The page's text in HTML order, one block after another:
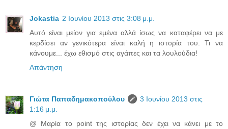
Jokastia 2 Ιουνίου 2013 στις 3:08 μ.μ.
Αυτό είναι μείον για εμένα αλλά ίσως να καταφέρει να με
κερδίσει αν γενικότερα είναι καλή η ιστορία του. Τι να
κάνουμε... έχω εθισμό στις αγάπες και τα λουλούδια!
Απάντηση
Γιώτα Παπαδημακοπούλου
3 Ιουνίου 2013 στις
1:16 μ.μ.
@ Μαρία το point της ιστορίας δεν έχει να κάνει με το